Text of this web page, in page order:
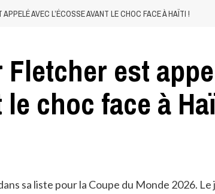
AVEC L’ÉCOSSE AVANT LE CHOC FACE À HAÏTI !
Fletcher est
le choc face à
sa liste pour la Coupe du Monde 2026.